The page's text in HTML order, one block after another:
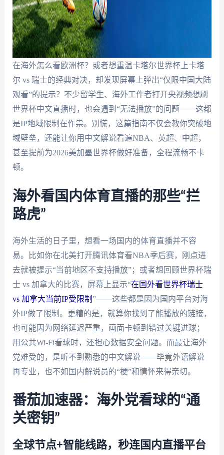
在海外怎么看欧洲杯？或者想重温卡塔尔世界杯上卡塔
尔 vs 瑞士的经典对决，却发现屏幕上弹出“仅限中国大陆
观看”的提示？不少留学生、海外工作者打开央视频想刷
世界杯中文直播时，也会遇到“无法播放”的问题——这都
是IP地域限制在作祟。别慌，这篇指南不仅会教你突破地
域壁垒，还能让你用中文解说看遍NBA、英超、中超，
甚至提前为2026美加墨世界杯做好准备，全程流畅不卡
顿。
海外看国内体育直播的那些“拦
路虎”
海外生活的日子里，想看一场国内的体育直播并不容
易。比如你在北美打开腾讯体育看NBA季后赛，刚点进
去就被提示“当前地区不支持播放”；或者想回顾世界杯瑞
士 vs 加拿大的比赛，屏幕上显示“在国外看世界杯瑞士
vs 加拿大当前IP受限制 ”——这些都是因为国内平台对海
外IP做了限制。更糟的是，就算你找到了能播放的链接，
也可能因为网络延迟严重，画面卡顿到错过关键进球；
用公共Wi-Fi看球时，还担心数据安全问题。而最让海外
党难受的，是听不到熟悉的中文解说——毕竟外语解说
再专业，也不如国内解说员的“梗”和情怀来得亲切。
番茄加速器：海外党看球的“通
关密钥”
全球节点+智能线路，秒连国内直播平台